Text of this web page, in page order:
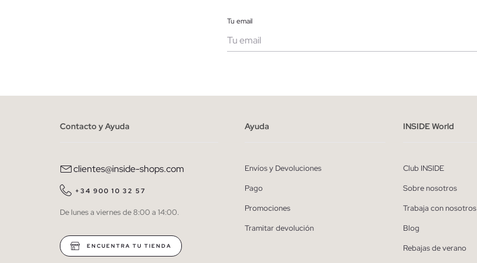
Tu email
* Puedes cancelar la suscripción en cualquier momento.
Contacto y Ayuda
clientes@inside-shops.com
+34 900 10 32 57
De lunes a viernes de 8:00 a 14:00.
ENCUENTRA TU TIENDA
Ayuda
Envíos y Devoluciones
Pago
Promociones
Tramitar devolución
INSIDE World
Club INSIDE
Sobre nosotros
Trabaja con nosotros
Blog
Rebajas de verano